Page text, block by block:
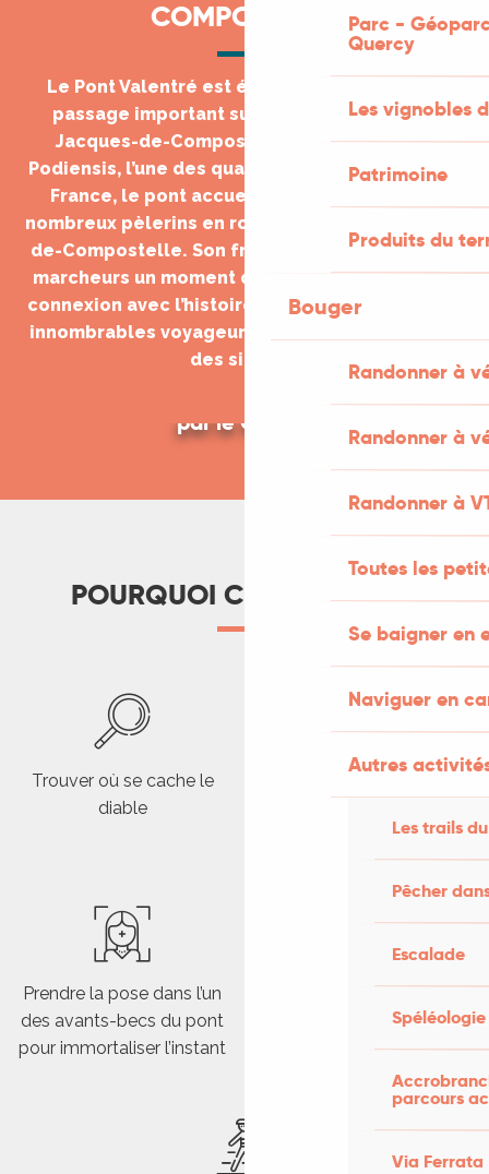
Parc -
Quercy
Les vignobles
Patrimoine
Produits du
Bouger
Randonner à
Randonner à
Randonner à
Toutes les
Se baigner en
Naviguer en
Autres
Les trails
Pêcher
Escalade
Spéléologie
parcours
Via Ferrata
COMPOSTELLE
Le Pont Valentré est également un point de
passage important sur le chemin de Saint-
Jacques-de-Compostelle. Situé sur la Via
Podiensis, l’une des quatre voies principales en
France, le pont accueille chaque année de
nombreux pèlerins en route vers Saint-Jacques-
de-Compostelle. Son franchissement offre aux
marcheurs un moment de contemplation et de
connexion avec l’histoire, rappelant les pas des
innombrables voyageurs qui l’ont traversé au fil
des siècles.
par le GR®65
POURQUOI C'EST SYMPA ?
Trouver où se cache le
diable
franchir l’écluse
Prendre la pose dans l’un
des avants-becs du pont
pour immortaliser l’instant
Remonter l’histoire en
foulant les pavés de galets